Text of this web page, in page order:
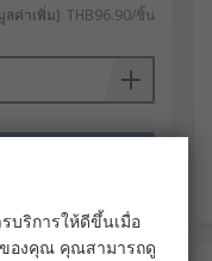
ค่าเพิ่ม) THB96.90/ชิ้น
บริการให้ดีขึ้นเมื่อ
องคุณ คุณสามารถดู